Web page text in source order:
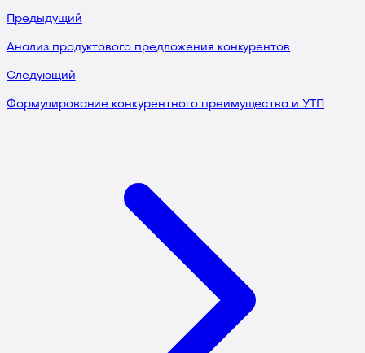
Предыдущий
Анализ продуктового предложения конкурентов
Следующий
Формулирование конкурентного преимущества и УТП